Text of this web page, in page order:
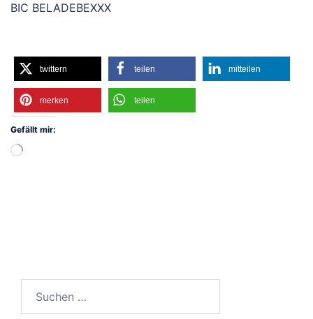
BIC BELADEBEXXX
twittern teilen mitteilen
merken teilen
Gefällt mir:
Wird